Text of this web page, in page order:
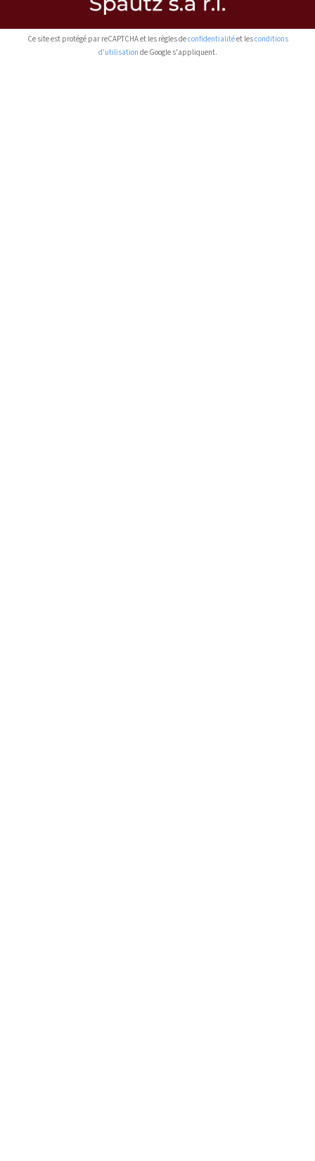
Ce site est protégé par reCAPTCHA et les règles deconfidentialitéet lesconditions
d'utilisation de Google s'appliquent.